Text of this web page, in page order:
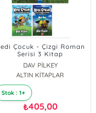
Çocuk - Çizgi Roman
Serisi 3 Kitap
DAV PİLKEY
ALTIN KİTAPLAR
Stok : 1+
₺405,00